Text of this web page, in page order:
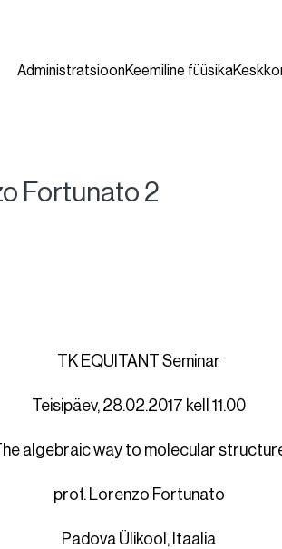
AdministratsioonKeemiline füüsika
Fortunato 2
TK EQUITANT Seminar
Teisipäev, 28.02.2017 kell 11.00
algebraic way to molecular
prof. Lorenzo Fortunato
Padova Ülikool, Itaalia